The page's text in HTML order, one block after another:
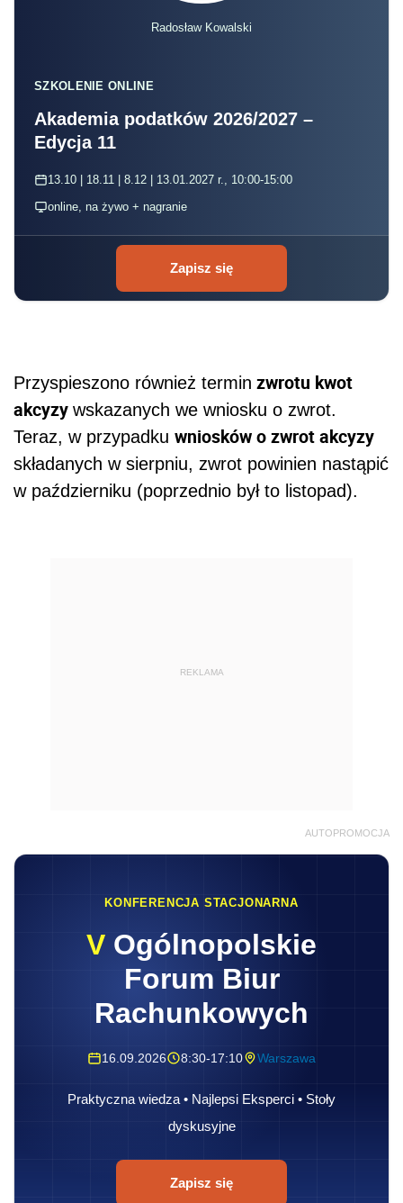
Radosław Kowalski
SZKOLENIE ONLINE
Akademia podatków 2026/2027 –
Edycja 11
13.10 | 18.11 | 8.12 | 13.01.2027 r., 10:00-15:00
online, na żywo + nagranie
Zapisz się
Przyspieszono również termin zwrotu kwot
akcyzy wskazanych we wniosku o zwrot.
Teraz, w przypadku wniosków o zwrot akcyzy
składanych w sierpniu, zwrot powinien nastąpić
w październiku (poprzednio był to listopad).
REKLAMA
AUTOPROMOCJA
KONFERENCJA STACJONARNA
V Ogólnopolskie
Forum Biur
Rachunkowych
16.09.2026 8:30-17:10 Warszawa
Praktyczna wiedza • Najlepsi Eksperci • Stoły
dyskusyjne
Zapisz się